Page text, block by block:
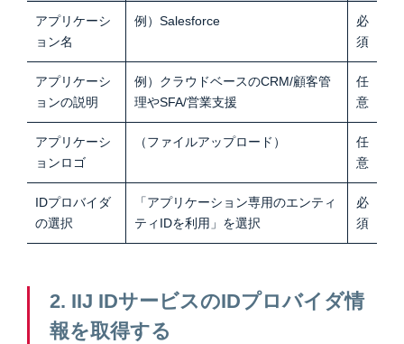
アプリケーシ
ョン名
例）Salesforce
必
須
アプリケーシ
ョンの説明
例）クラウドベースのCRM/顧客管
理やSFA/営業支援
任
意
アプリケーシ
ョンロゴ
（ファイルアップロード）
任
意
IDプロバイダ
の選択
「アプリケーション専用のエンティ
ティIDを利用」を選択
必
須
2. IIJ IDサービスのIDプロバイダ情
報を取得する